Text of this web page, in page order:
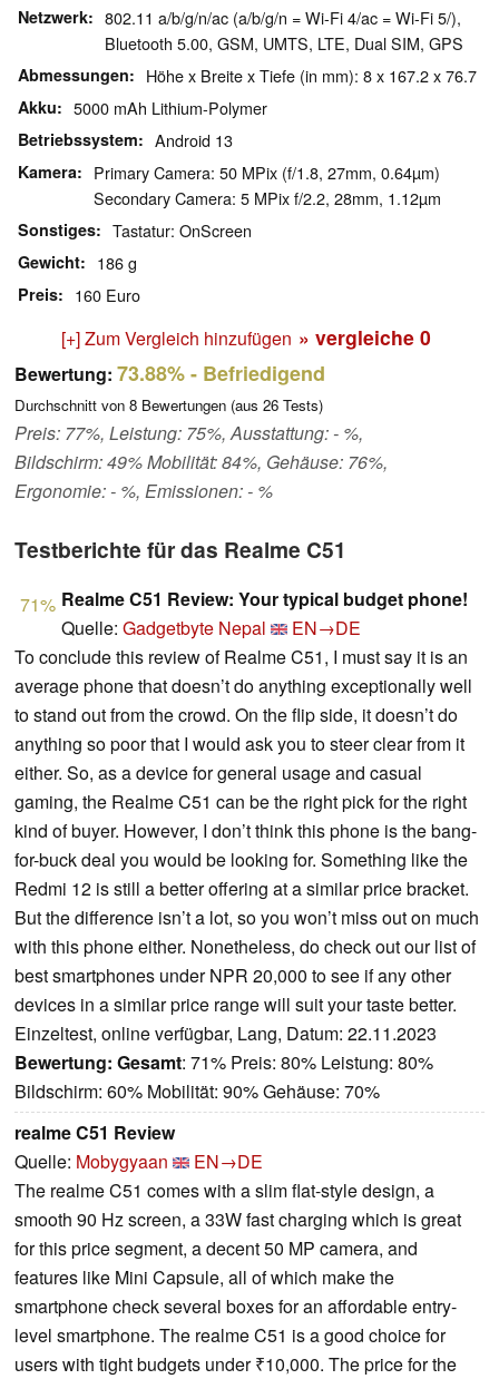
Netzwerk
802.11 a/b/g/n/ac (a/b/g/n = Wi-Fi 4/ac = Wi-Fi 5/),
Bluetooth 5.00, GSM, UMTS, LTE, Dual SIM, GPS
Abmessungen Höhe x Breite x Tiefe (in mm): 8 x 167.2 x 76.7
Akku 5000 mAh Lithium-Polymer
Betriebssystem Android 13
Kamera
Primary Camera: 50 MPix (f/1.8, 27mm, 0.64µm)
Secondary Camera: 5 MPix f/2.2, 28mm, 1.12µm
Sonstiges Tastatur: OnScreen
Gewicht 186 g
Preis 160 Euro
[+] Zum Vergleich hinzufügen » vergleiche 0
Bewertung: 73.88%- Befriedigend
Durchschnitt von 8 Bewertungen (aus 26 Tests)
Preis: 77%, Leistung: 75%, Ausstattung: - %,
Bildschirm: 49% Mobilität: 84%, Gehäuse: 76%,
Ergonomie: - %, Emissionen: - %
Testberichte für das Realme C51
71% Realme C51 Review: Your typical budget phone!
Quelle: Gadgetbyte Nepal
EN→DE
To conclude this review of Realme C51, I must say it is an
average phone that doesn’t do anything exceptionally well
to stand out from the crowd. On the flip side, it doesn’t do
anything so poor that I would ask you to steer clear from it
either. So, as a device for general usage and casual
gaming, the Realme C51 can be the right pick for the right
kind of buyer. However, I don’t think this phone is the bang-
for-buck deal you would be looking for. Something like the
Redmi 12 is still a better offering at a similar price bracket.
But the difference isn’t a lot, so you won’t miss out on much
with this phone either. Nonetheless, do check out our list of
best smartphones under NPR 20,000 to see if any other
devices in a similar price range will suit your taste better.
Einzeltest, online verfügbar, Lang, Datum: 22.11.2023
Bewertung: Gesamt: 71% Preis: 80% Leistung: 80%
Bildschirm: 60% Mobilität: 90% Gehäuse: 70%
realme C51 Review
Quelle: Mobygyaan
EN→DE
The realme C51 comes with a slim flat-style design, a
smooth 90 Hz screen, a 33W fast charging which is great
for this price segment, a decent 50 MP camera, and
features like Mini Capsule, all of which make the
smartphone check several boxes for an affordable entry-
level smartphone. The realme C51 is a good choice for
users with tight budgets under ₹10,000. The price for the